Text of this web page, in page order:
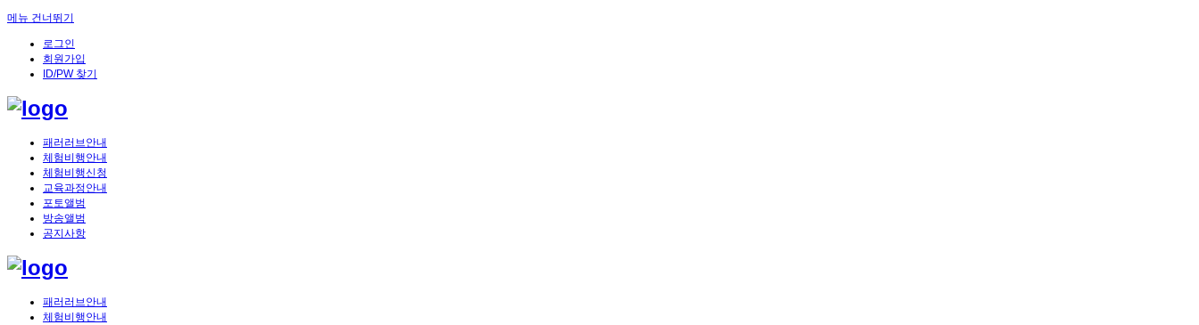
메뉴 건너뛰기
로그인
회원가입
ID/PW 찾기
패러러브안내
체험비행안내
체험비행신청
교육과정안내
포토앨범
방송앨범
공지사항
패러러브안내
체험비행안내